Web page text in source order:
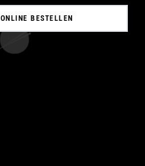
ONLINE BESTELLEN